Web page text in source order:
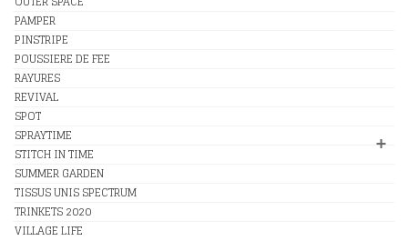
PAMPER
PINSTRIPE
POUSSIERE DE FEE
RAYURES
REVIVAL
SPOT
SPRAYTIME
STITCH IN TIME
SUMMER GARDEN
TISSUS UNIS SPECTRUM
TRINKETS 2020
VILLAGE LIFE